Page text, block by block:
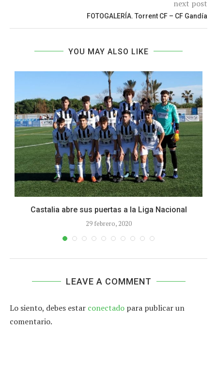
next post
FOTOGALERÍA. Torrent CF – CF Gandía
YOU MAY ALSO LIKE
Castalia abre sus puertas a la Liga Nacional
29 febrero, 2020
LEAVE A COMMENT
Lo siento, debes estar conectado para publicar un
comentario.